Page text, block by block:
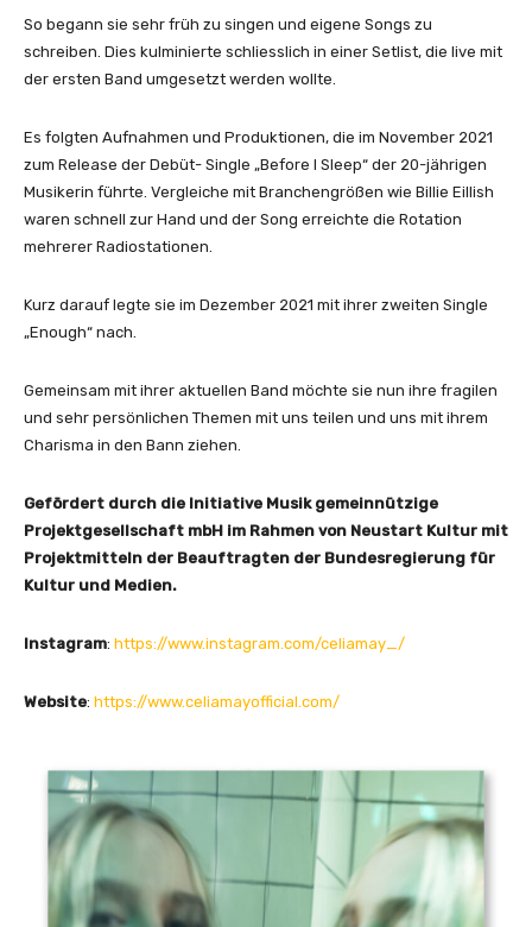
So begann sie sehr früh zu singen und eigene Songs zu
schreiben. Dies kulminierte schliesslich in einer Setlist, die live mit
der ersten Band umgesetzt werden wollte.
Es folgten Aufnahmen und Produktionen, die im November 2021
zum Release der Debüt- Single „Before I Sleep“ der 20-jährigen
Musikerin führte. Vergleiche mit Branchengrößen wie Billie EiIlish
waren schnell zur Hand und der Song erreichte die Rotation
mehrerer Radiostationen.
Kurz darauf legte sie im Dezember 2021 mit ihrer zweiten Single
„Enough“ nach.
Gemeinsam mit ihrer aktuellen Band möchte sie nun ihre fragilen
und sehr persönlichen Themen mit uns teilen und uns mit ihrem
Charisma in den Bann ziehen.
Gefördert durch die Initiative Musik gemeinnützige
Projektgesellschaft mbH im Rahmen von Neustart Kultur mit
Projektmitteln der Beauftragten der Bundesregierung für
Kultur und Medien.
Instagram: https://www.instagram.com/celiamay_/
Website: https://www.celiamayofficial.com/